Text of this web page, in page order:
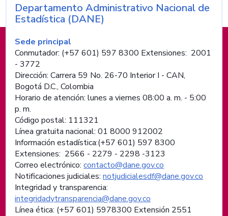
Información de pie de página
Nombre de la entidad
Departamento Administrativo Nacional de
Estadística (DANE)
Sede principal
Conmutador: (+57 601) 597 8300 Extensiones: 2001
- 3772
Dirección: Carrera 59 No. 26-70 Interior I - CAN,
Bogotá D.C., Colombia
Horario de atención: lunes a viernes 08:00 a. m. - 5:00
p. m.
Código postal: 111321
Línea gratuita nacional: 01 8000 912002
Información estadística:(+57 601) 597 8300
Extensiones: 2566 - 2279 - 2298 -3123
Correo electrónico:contacto@dane.gov.co
Notificaciones judiciales:notjudicialesdf@dane.gov.co
Integridad y transparencia:
integridadytransparencia@dane.gov.co
Línea ética: (+57 601) 5978300 Extensión 2551